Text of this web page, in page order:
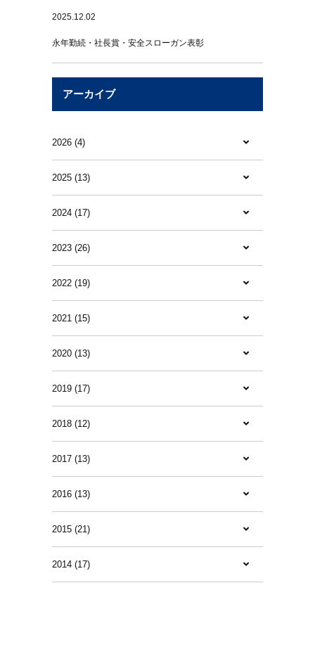
2025.12.02
永年勤続・社長賞・安全スローガン表彰
アーカイブ
2026 (4)
2025 (13)
2024 (17)
2023 (26)
2022 (19)
2021 (15)
2020 (13)
2019 (17)
2018 (12)
2017 (13)
2016 (13)
2015 (21)
2014 (17)